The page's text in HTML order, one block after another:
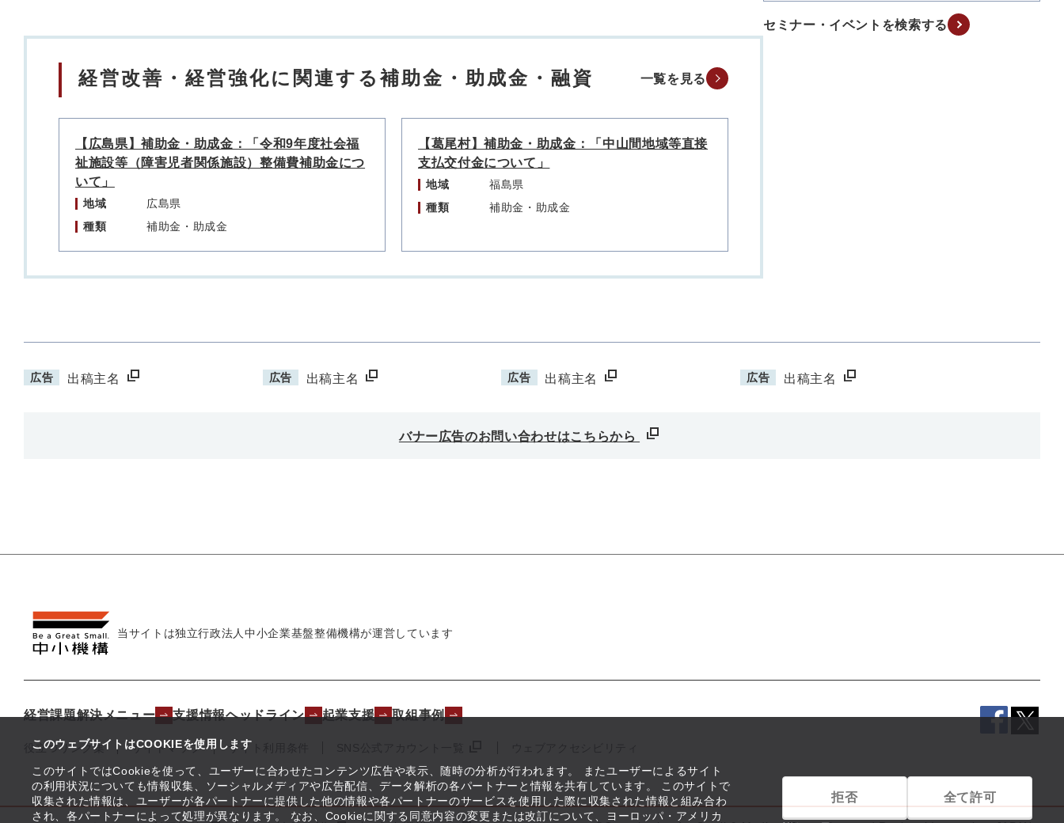
このウェブサイトはCOOKIEを使用します
このサイトではCookieを使って、ユーザーに合わせたコンテンツ広告や表示、随時の分析が行われます。 またユーザーによるサイト
の利用状況についても情報収集、ソーシャルメディアや広告配信、データ解析の各パートナーと情報を共有しています。 このサイトで
収集された情報は、ユーザーが各パートナーに提供した他の情報や各パートナーのサービスを使用した際に収集された情報と組み合わ
され、各パートナーによって処理が異なります。 なお、Cookieに関する同意内容の変更または改訂について、ヨーロッパ・アメリカ
拒否 全て許可
経営改善・経営強化に関連する補助金・助成金・融資 一覧を見る
【広島県】補助金・助成金：「令和9年度社会福
祉施設等（障害児者関係施設）整備費補助金につ
いて」
地域
広島県
種類
補助金・助成金
【葛尾村】補助金・助成金：「中山間地域等直接
支払交付金について」
地域
福島県
種類
補助金・助成金
セミナー・イベントを検索する
広告 出稿主名 広告 出稿主名 広告 出稿主名 広告 出稿主名
バナー広告のお問い合わせはこちらから
当サイトは独立行政法人中小企業基盤整備機構が運営しています
経営課題解決メニュー 支援情報ヘッドライン 起業支援 取組事例
役立つリンク集 サイトマップ サイト利用条件